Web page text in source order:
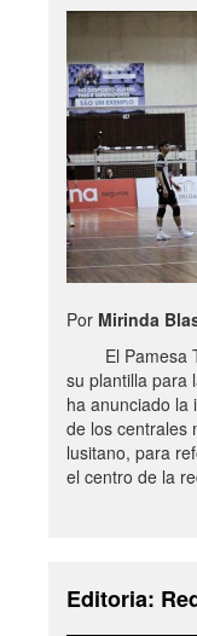
Por Mirinda
El Pamesa
su plantilla para
ha anunciado la
de los centrales
lusitano, para
el centro de la
Editoria: